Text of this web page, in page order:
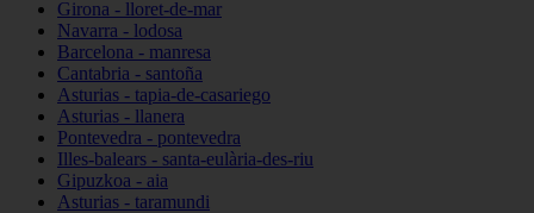
Girona - lloret-de-mar
Navarra - lodosa
Barcelona - manresa
Cantabria - santoña
Asturias - tapia-de-casariego
Asturias - llanera
Pontevedra - pontevedra
Illes-balears - santa-eulària-des-riu
Gipuzkoa - aia
Asturias - taramundi